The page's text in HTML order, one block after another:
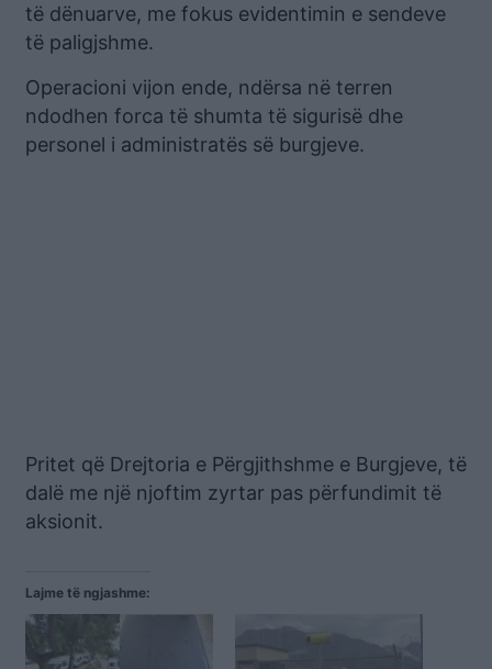
të dënuarve, me fokus evidentimin e sendeve
të paligjshme.
Operacioni vijon ende, ndërsa në terren
ndodhen forca të shumta të sigurisë dhe
personel i administratës së burgjeve.
Pritet që Drejtoria e Përgjithshme e Burgjeve, të
dalë me një njoftim zyrtar pas përfundimit të
aksionit.
Lajme të ngjashme: